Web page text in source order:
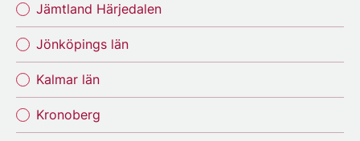
Jämtland Härjedalen
Jönköpings län
Kalmar län
Kronoberg